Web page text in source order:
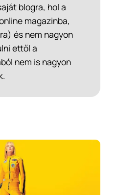
blogra, hol a
magazinba,
és nem nagyon
ettől a
nem is nagyon